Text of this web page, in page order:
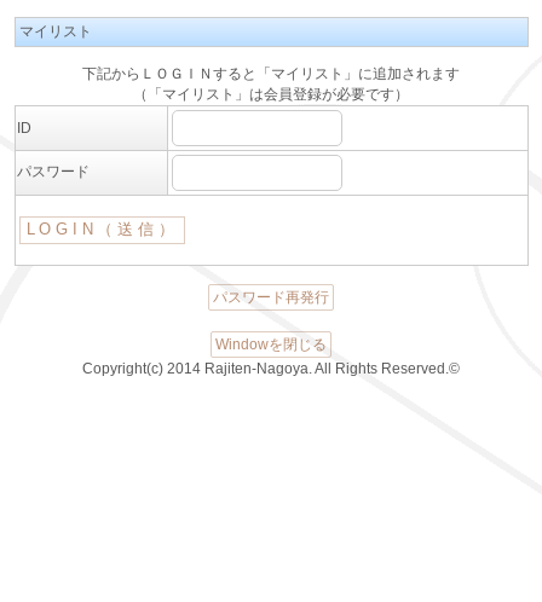
マイリスト
下記からＬＯＧＩＮすると「マイリスト」に追加されます
（「マイリスト」は会員登録が必要です）
ID
パスワード
パスワード再発行
Windowを閉じる
Copyright(c) 2014 Rajiten-Nagoya. All Rights Reserved.©